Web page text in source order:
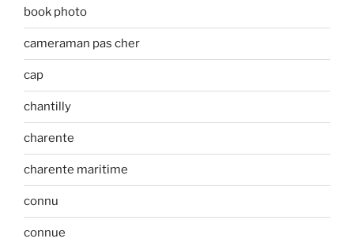
book photo
cameraman pas cher
cap
chantilly
charente
charente maritime
connu
connue